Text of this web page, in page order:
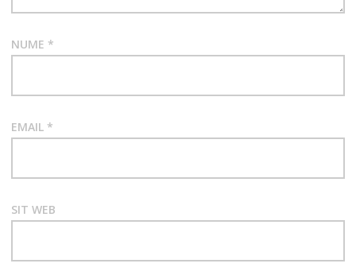
NUME *
EMAIL *
SIT WEB